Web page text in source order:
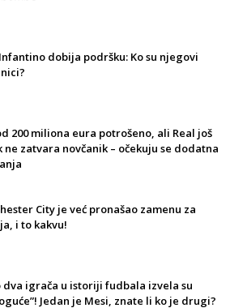
dobija podršku: Ko su njegovi
200 miliona eura potrošeno, ali Real još
ne zatvara novčanik – očekuju se dodatna
City je već pronašao zamenu za
i to kakvu!
dva igrača u istoriji fudbala izvela su
Jedan je Mesi, znate li ko je drugi?